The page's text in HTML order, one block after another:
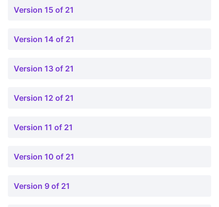
Version 15 of 21
Version 14 of 21
Version 13 of 21
Version 12 of 21
Version 11 of 21
Version 10 of 21
Version 9 of 21